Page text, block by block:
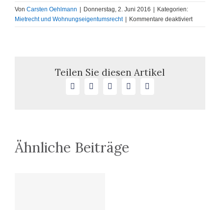
Von Carsten Oehlmann | Donnerstag, 2. Juni 2016 | Kategorien:
Mietrecht und Wohnungseigentumsrecht | Kommentare deaktiviertfür
Teilen Sie diesen Artikel
Facebook LinkedInWhatsApp
Ähnliche Beiträge